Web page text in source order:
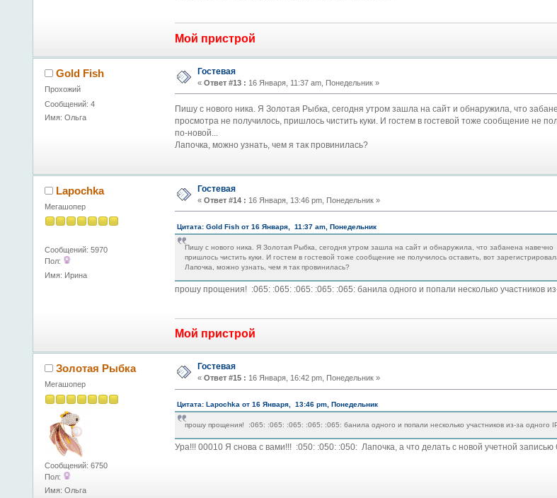
Мой пристрой
Gold Fish
Прохожий
Сообщений: 4
Имя: Ольга
Гостевая
« Ответ #13 : 16 Января, 11:37 am, Понедельник »
Пишу с нового ника. Я Золотая Рыбка, сегодня утром зашла на сайт и обнаружила, что
просмотра не получилось, пришлось чистить куки. И гостем в гостевой тоже сообщение не
по-новой...
Лапочка, можно узнать, чем я так провинилась?
Lapochka
Мегашопер
Сообщений: 5970
Пол:
Имя: Ирина
Гостевая
« Ответ #14 : 16 Января, 13:46 pm, Понедельник »
Цитата: Gold Fish от 16 Января, 11:37 am, Понедельник
Пишу с нового ника. Я Золотая Рыбка, сегодня утром зашла на сайт и обнаружила, что забанена
пришлось чистить куки. И гостем в гостевой тоже сообщение не получилось оставить, вот
Лапочка, можно узнать, чем я так провинилась?
прошу прощения! :065: :065: :065: :065: :065: банила одного и попали несколько участников
Мой пристрой
Золотая Рыбка
Мегашопер
Сообщений: 6750
Пол:
Имя: Ольга
Гостевая
« Ответ #15 : 16 Января, 16:42 pm, Понедельник »
Цитата: Lapochka от 16 Января, 13:46 pm, Понедельник
прошу прощения! :065: :065: :065: :065: :065: банила одного и попали несколько участников из-за одного
Ура!!! 00010 Я снова с вами!!! :050: :050: :050: Лапочка, а что делать с новой учетной записью